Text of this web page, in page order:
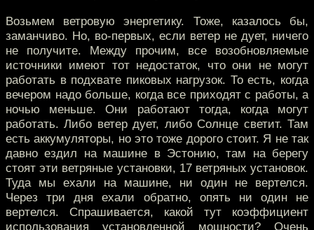
Возьмем ветровую энергетику. Тоже, казалось бы,
заманчиво. Но, во-первых, если ветер не дует, ничего
не получите. Между прочим, все возобновляемые
источники имеют тот недостаток, что они не могут
работать в подхвате пиковых нагрузок. То есть, когда
вечером надо больше, когда все приходят с работы, а
ночью меньше. Они работают тогда, когда могут
работать. Либо ветер дует, либо Солнце светит. Там
есть аккумуляторы, но это тоже дорого стоит. Я не так
давно ездил на машине в Эстонию, там на берегу
стоят эти ветряные установки, 17 ветряных установок.
Туда мы ехали на машине, ни один не вертелся.
Через три дня ехали обратно, опять ни один не
вертелся. Спрашивается, какой тут коэффициент
использования установленной мощности? Очень